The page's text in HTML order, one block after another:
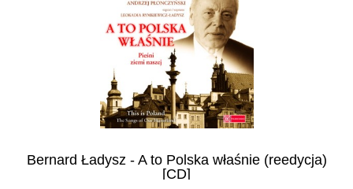
Bernard Ładysz - A to Polska właśnie (reedycja)
[CD]